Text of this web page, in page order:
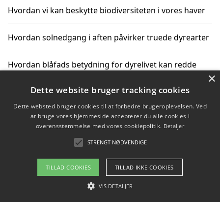
Hvordan vi kan beskytte biodiversiteten i vores haver
Hvordan solnedgang i aften påvirker truede dyrearter
Hvordan blåfads betydning for dyrelivet kan redde
Hvordan kan gaver til unge voksne støtte bevarelsen
af truede dyrearter
Copyright 2026 - Pilanto Aps
Om / kontakt
Blog Betingelser
×
Dette website bruger tracking cookies
Dette websted bruger cookies til at forbedre brugeroplevelsen. Ved
at bruge vores hjemmeside accepterer du alle cookies i
overensstemmelse med vores cookiepolitik. Detaljer
STRENGT NØDVENDIGE
TILLAD COOKIES TILLAD IKKE COOKIES
VIS DETALJER